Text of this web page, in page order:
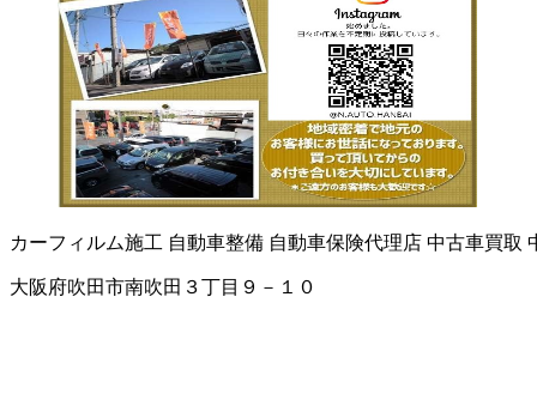
カーフィルム施工 自動車整備 自動車保険代理店 中古車買取
大阪府吹田市南吹田３丁目９－１０